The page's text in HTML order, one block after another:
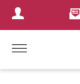
Login Menu